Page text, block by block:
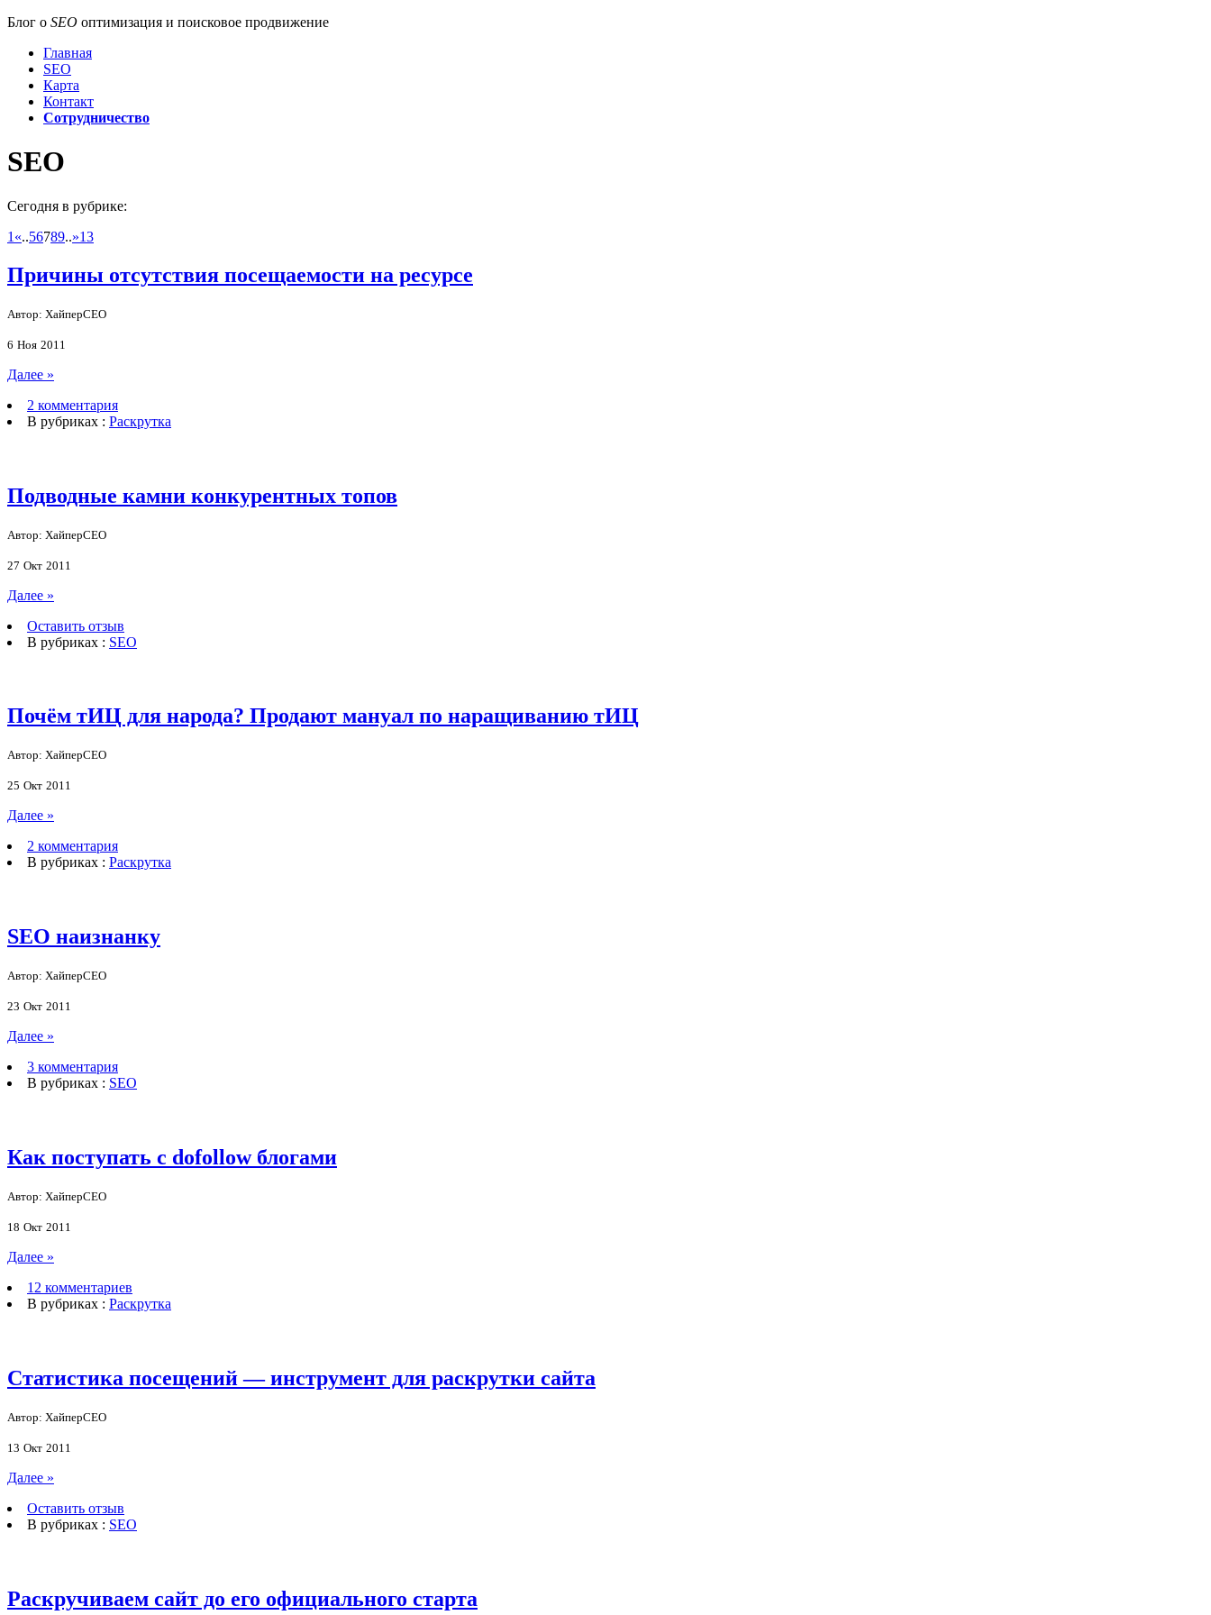
Блог о SEO оптимизация и поисковое продвижение
Главная
SEO
Карта
Контакт
Сотрудничество
SEO
Сегодня в рубрике:
1 «..56789..»13
Причины отсутствия посещаемости на ресурсе
Автор: ХайперСЕО
6 Ноя 2011
Далее »
2 комментария
В рубриках : Раскрутка
Подводные камни конкурентных топов
Автор: ХайперСЕО
27 Окт 2011
Далее »
Оставить отзыв
В рубриках : SEO
Почём тИЦ для народа? Продают мануал по наращиванию тИЦ
Автор: ХайперСЕО
25 Окт 2011
Далее »
2 комментария
В рубриках : Раскрутка
SEO наизнанку
Автор: ХайперСЕО
23 Окт 2011
Далее »
3 комментария
В рубриках : SEO
Как поступать с dofollow блогами
Автор: ХайперСЕО
18 Окт 2011
Далее »
12 комментариев
В рубриках : Раскрутка
Статистика посещений — инструмент для раскрутки сайта
Автор: ХайперСЕО
13 Окт 2011
Далее »
Оставить отзыв
В рубриках : SEO
Раскручиваем сайт до его официального старта